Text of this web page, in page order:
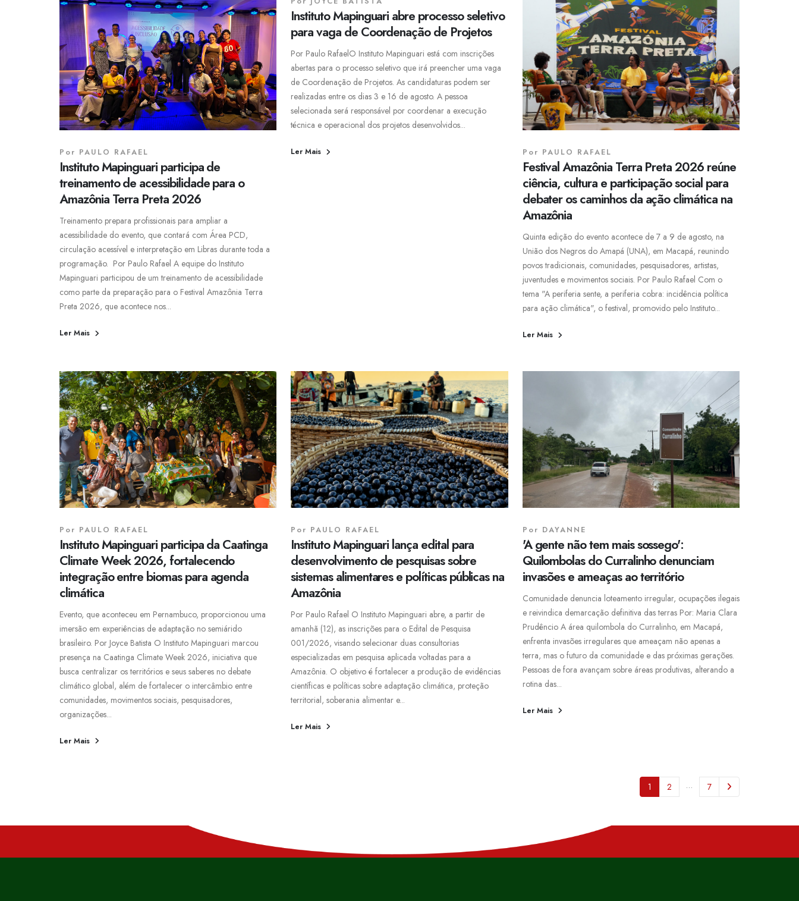
Por PAULO RAFAEL
Instituto Mapinguari participa de
treinamento de acessibilidade para o
Amazônia Terra Preta 2026
Treinamento prepara profissionais para ampliar a
acessibilidade do evento, que contará com Área PCD,
circulação acessível e interpretação em Libras durante toda a
programação. Por Paulo Rafael A equipe do Instituto
Mapinguari participou de um treinamento de acessibilidade
como parte da preparação para o Festival Amazônia Terra
Preta 2026, que acontece nos...
Ler Mais
Instituto Mapinguari abre processo seletivo
para vaga de Coordenação de Projetos
Por Paulo RafaelO Instituto Mapinguari está com inscrições
abertas para o processo seletivo que irá preencher uma vaga
de Coordenação de Projetos. As candidaturas podem ser
realizadas entre os dias 3 e 16 de agosto. A pessoa
selecionada será responsável por coordenar a execução
técnica e operacional dos projetos desenvolvidos...
Ler Mais Por PAULO RAFAEL
Festival Amazônia Terra Preta 2026 reúne
ciência, cultura e participação social para
debater os caminhos da ação climática na
Amazônia
Quinta edição do evento acontece de 7 a 9 de agosto, na
União dos Negros do Amapá (UNA), em Macapá, reunindo
povos tradicionais, comunidades, pesquisadores, artistas,
juventudes e movimentos sociais. Por Paulo Rafael Com o
tema "A periferia sente, a periferia cobra: incidência política
para ação climática", o festival, promovido pelo Instituto...
Ler Mais
Por PAULO RAFAEL
Instituto Mapinguari participa da Caatinga
Climate Week 2026, fortalecendo
integração entre biomas para agenda
climática
Evento, que aconteceu em Pernambuco, proporcionou uma
imersão em experiências de adaptação no semiárido
brasileiro. Por Joyce Batista O Instituto Mapinguari marcou
presença na Caatinga Climate Week 2026, iniciativa que
busca centralizar os territórios e seus saberes no debate
climático global, além de fortalecer o intercâmbio entre
comunidades, movimentos sociais, pesquisadores,
organizações...
Ler Mais
Por PAULO RAFAEL
Instituto Mapinguari lança edital para
desenvolvimento de pesquisas sobre
sistemas alimentares e políticas públicas na
Amazônia
Por Paulo Rafael O Instituto Mapinguari abre, a partir de
amanhã (12), as inscrições para o Edital de Pesquisa
001/2026, visando selecionar duas consultorias
especializadas em pesquisa aplicada voltadas para a
Amazônia. O objetivo é fortalecer a produção de evidências
científicas e políticas sobre adaptação climática, proteção
territorial, soberania alimentar e...
Ler Mais
Por DAYANNE
'A gente não tem mais sossego':
Quilombolas do Curralinho denunciam
invasões e ameaças ao território
Comunidade denuncia loteamento irregular, ocupações ilegais
e reivindica demarcação definitiva das terras Por: Maria Clara
Prudêncio A área quilombola do Curralinho, em Macapá,
enfrenta invasões irregulares que ameaçam não apenas a
terra, mas o futuro da comunidade e das próximas gerações.
Pessoas de fora avançam sobre áreas produtivas, alterando a
rotina das...
Ler Mais
1 2 … 7